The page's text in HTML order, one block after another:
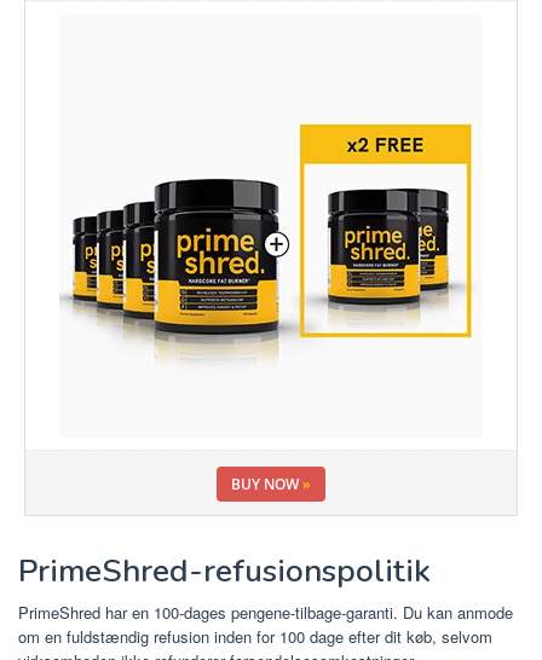
BUY NOW»
PrimeShred-refusionspolitik
PrimeShred har en 100-dages pengene-tilbage-garanti. Du kan anmode
om en fuldstændig refusion inden for 100 dage efter dit køb, selvom